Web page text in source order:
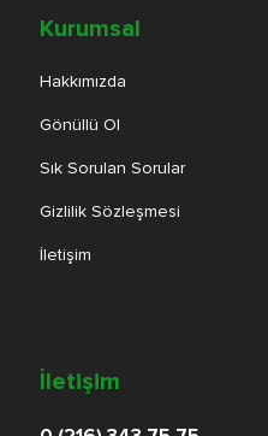
İletişim
Kurumsal
Hakkımızda
Gönüllü Ol
Sık Sorulan Sorular
Gizlilik Sözleşmesi
İletişim